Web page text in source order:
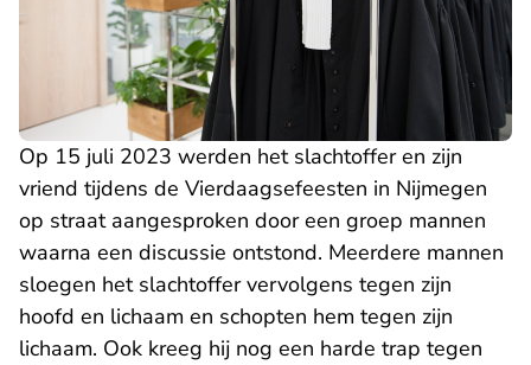
Op 15 juli 2023 werden het slachtoffer en zijn
vriend tijdens de Vierdaagsefeesten in Nijmegen
op straat aangesproken door een groep mannen
waarna een discussie ontstond. Meerdere mannen
sloegen het slachtoffer vervolgens tegen zijn
hoofd en lichaam en schopten hem tegen zijn
lichaam. Ook kreeg hij nog een harde trap tegen